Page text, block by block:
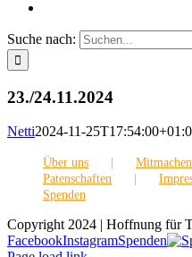
Suche nach:
23./24.11.2024
Netti2024-11-
Über uns Mitmachen
Patenschaften
Spenden
Copyright 2024 | Hoffnung für
FacebookInstagramSpenden